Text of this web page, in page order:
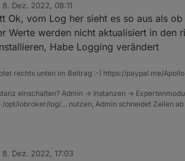
8. Dez. 2022, 08:11
von
Ok, vom Log her sieht es so aus als
Werte werden nicht aktualisiert in den
Habe Logging verändert
rechts unten im Beitrag :-) https://paypal.me/
einschalten? Admin -> Instanzen ->
/opt/iobroker/log/… nutzen, Admin schneidet Zeilen ab
8. Dez. 2022, 17:03
von